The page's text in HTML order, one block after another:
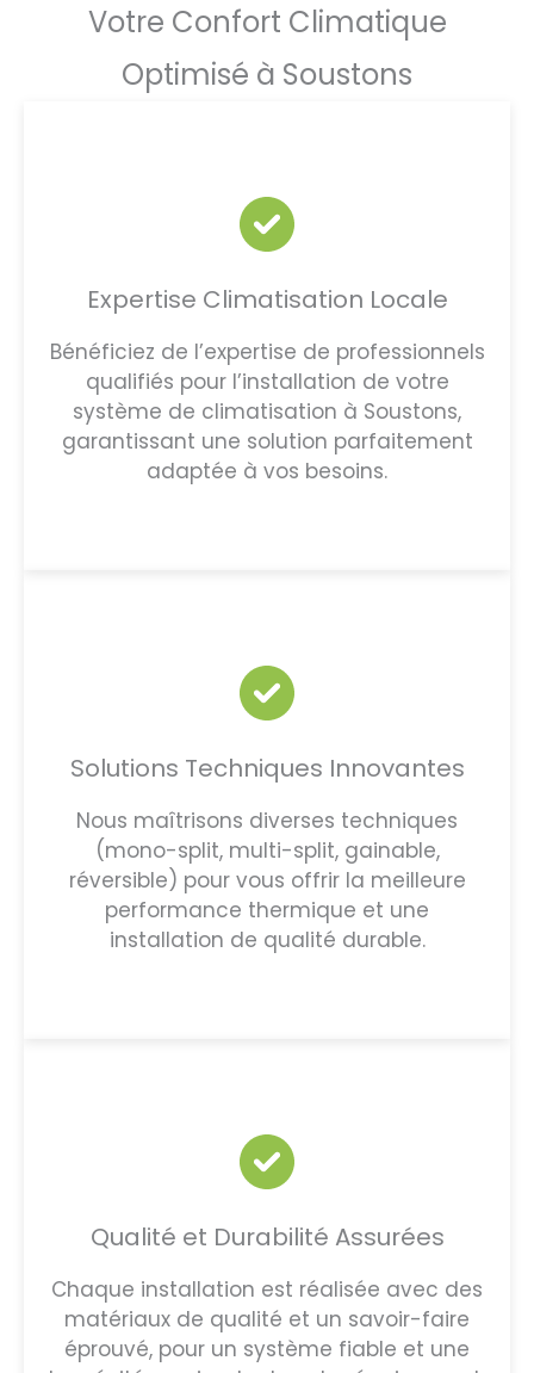
Votre Confort Climatique
Optimisé à Soustons
Expertise Climatisation Locale
Bénéficiez de l’expertise de professionnels
qualifiés pour l’installation de votre
système de climatisation à Soustons,
garantissant une solution parfaitement
adaptée à vos besoins.
Solutions Techniques Innovantes
Nous maîtrisons diverses techniques
(mono-split, multi-split, gainable,
réversible) pour vous offrir la meilleure
performance thermique et une
installation de qualité durable.
Qualité et Durabilité Assurées
Chaque installation est réalisée avec des
matériaux de qualité et un savoir-faire
éprouvé, pour un système fiable et une